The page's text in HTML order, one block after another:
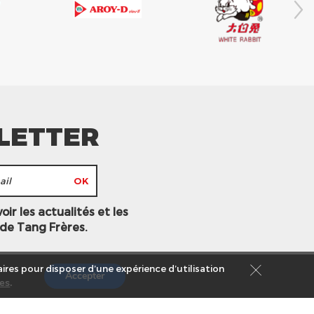
les actualités et les
Tang Frères.
légales
pour disposer d’une expérience d’utilisation
. Accepter